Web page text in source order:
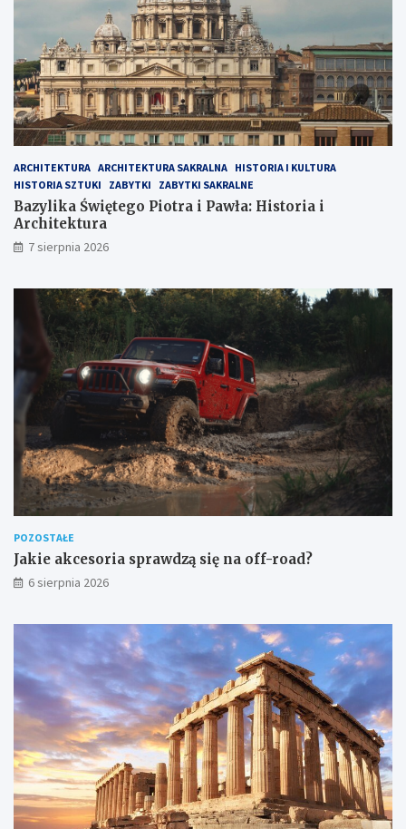
ARCHITEKTURA ARCHITEKTURA SAKRALNA HISTORIA I KULTURA
HISTORIA SZTUKI
ZABYTKI ZABYTKI SAKRALNE
Bazylika Świętego Piotra i Pawła: Historia i
Architektura
7 sierpnia 2026
POZOSTAŁE
Jakie akcesoria sprawdzą się na off-road?
6 sierpnia 2026